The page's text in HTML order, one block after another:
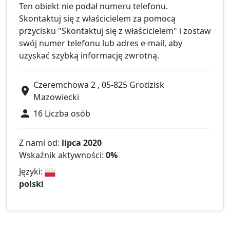
Ten obiekt nie podał numeru telefonu.
Skontaktuj się z właścicielem za pomocą
przycisku "Skontaktuj się z właścicielem" i zostaw
swój numer telefonu lub adres e-mail, aby
uzyskać szybką informację zwrotną.
Czeremchowa 2 , 05-825 Grodzisk
Mazowiecki
16 Liczba osób
Z nami od: lipca 2020
Wskaźnik aktywności: 0%
Języki:
polski